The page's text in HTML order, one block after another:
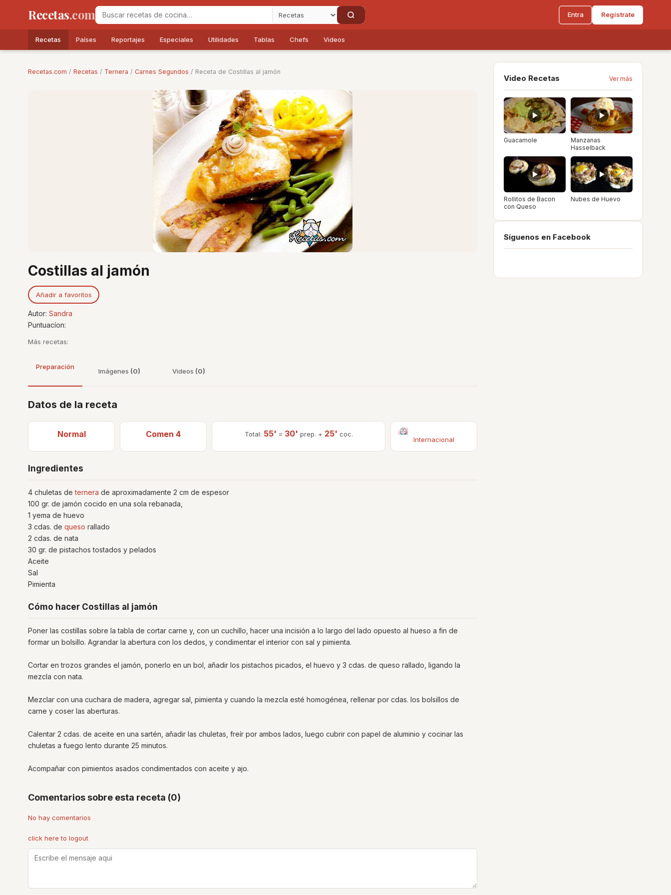
Recetas.com Entra Regístrate
Recetas Países Reportajes Especiales Utilidades Tablas Chefs Videos
Recetas.com / Recetas / Ternera / Carnes Segundos / Receta de Costillas al jamón
Costillas al jamón
Añadir a favoritos
Autor: Sandra
Puntuacíon:
Más recetas:
Preparación
Imágenes (0) Videos (0)
Datos de la receta
Normal Comen 4 Total: 55' = 30' prep. + 25' coc.
Internacional
Ingredientes
4 chuletas deternera de aproximadamente 2 cm de espesor
100 gr. de jamón cocido en una sola rebanada,
1 yema de huevo
3 cdas. de queso rallado
2 cdas. de nata
30 gr. de pistachos tostados y pelados
Aceite
Sal
Pimienta
Cómo hacer Costillas al jamón
Poner las costillas sobre la tabla de cortar carne y, con un cuchillo, hacer una incisión a lo largo del lado opuesto al hueso a fin de
formar un bolsillo. Agrandar la abertura con los dedos, y condimentar el interior con sal y pimienta.
Cortar en trozos grandes el jamón, ponerlo en un bol, añadir los pistachos picados, el huevo y 3 cdas. de queso rallado, ligando la
mezcla con nata.
Mezclar con una cuchara de madera, agregar sal, pimienta y cuando la mezcla esté homogénea, rellenar por cdas. los bolsillos de
carne y coser las aberturas.
Calentar 2 cdas. de aceite en una sartén, añadir las chuletas, freír por ambos lados, luego cubrir con papel de aluminio y cocinar las
chuletas a fuego lento durante 25 minutos.
Acompañar con pimientos asados condimentados con aceite y ajo.
Comentarios sobre esta receta (0)
No hay comentarios
click here to logout
Video Recetas Ver más
Guacamole
Manzanas
Hasselback
Rollitos de Bacon
con Queso
Nubes de Huevo
Síguenos en Facebook